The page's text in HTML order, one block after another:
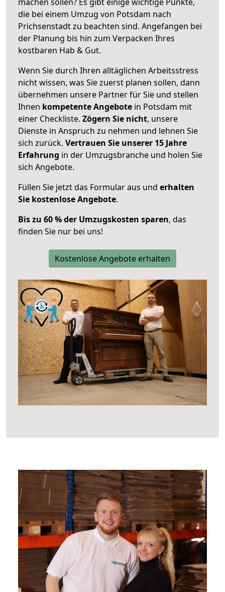
die bei einem Umzug von Potsdam nach
Prichsenstadt zu beachten sind. Angefangen bei
der Planung bis hin zum Verpacken Ihres
kostbaren Hab & Gut.
Wenn Sie durch Ihren alltäglichen Arbeitsstress
nicht wissen, was Sie zuerst planen sollen, dann
übernehmen unsere Partner für Sie und stellen
Ihnen kompetente Angebote in Potsdam mit
einer Checkliste. Zögern Sie nicht, unsere
Dienste in Anspruch zu nehmen und lehnen Sie
sich zurück. Vertrauen Sie unserer 15 Jahre
Erfahrung in der Umzugsbranche und holen Sie
sich Angebote.
Füllen Sie jetzt das Formular aus und erhalten
Sie kostenlose Angebote.
Bis zu 60 % der Umzugskosten sparen, das
finden Sie nur bei uns!
Kostenlose Angebote erhalten